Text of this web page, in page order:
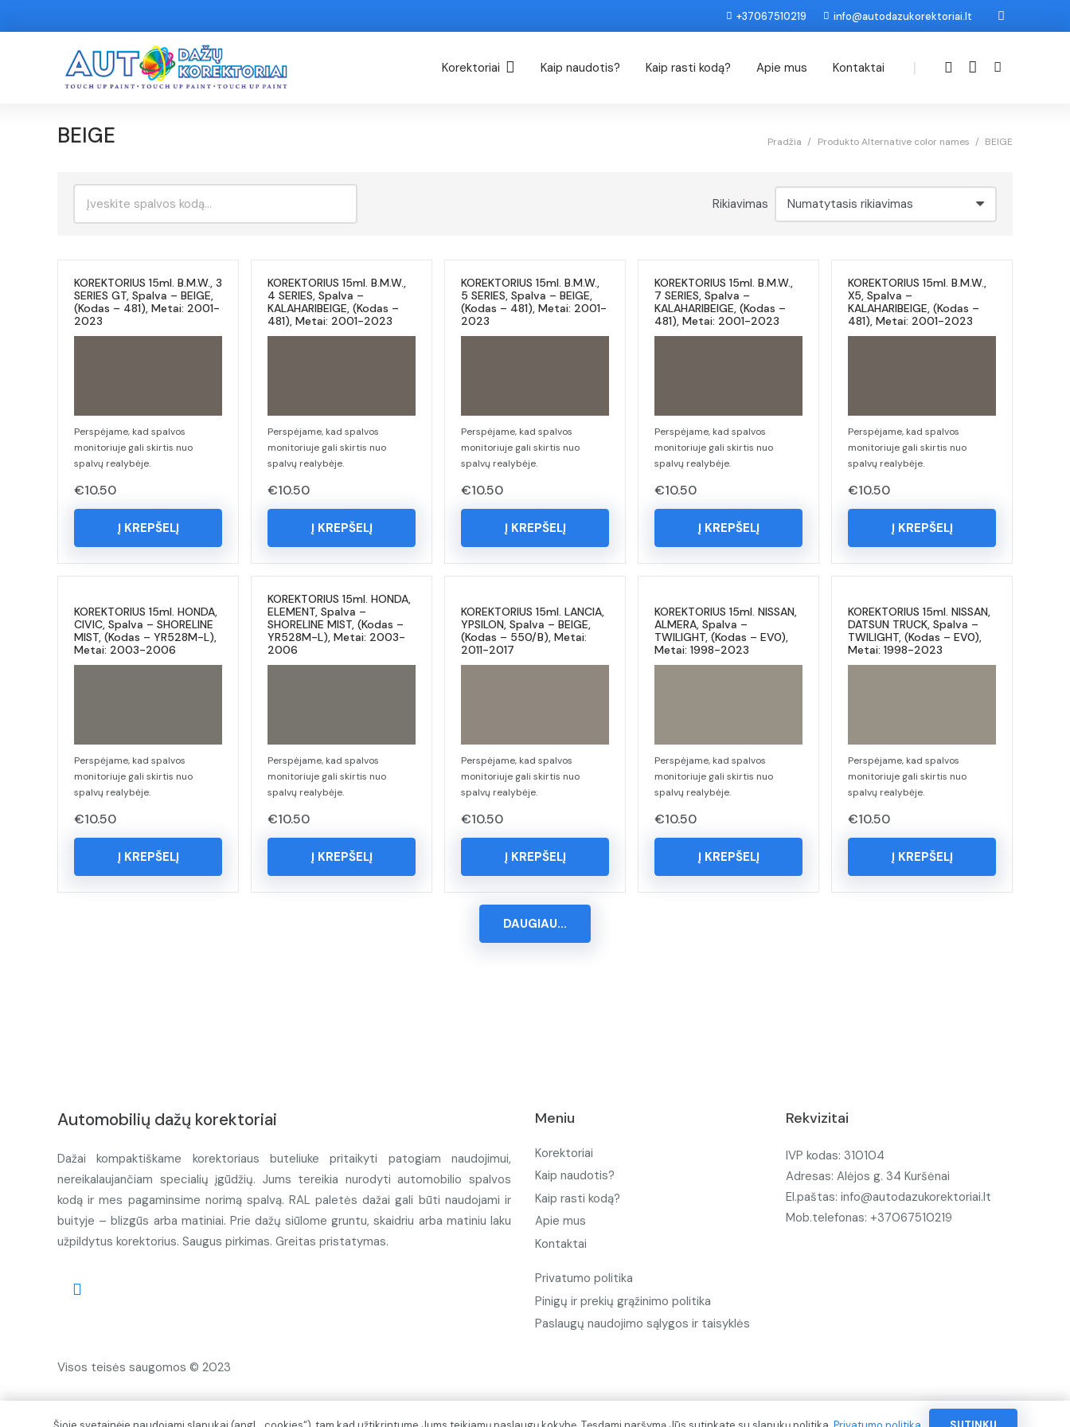
+37067510219 info@autodazukorektoriai.lt
Korektoriai Kaip naudotis? Kaip rasti kodą? Apie mus Kontaktai |
BEIGE Pradžia / Produkto Alternative color names / BEIGE
Rikiavimas
KOREKTORIUS 15ml. B.M.W., 3
SERIES GT, Spalva – BEIGE,
(Kodas – 481), Metai: 2001-
2023
Perspėjame, kad spalvos
monitoriuje gali skirtis nuo
spalvų realybėje.
€10.50
Į KREPŠELĮ
KOREKTORIUS 15ml. B.M.W.,
4 SERIES, Spalva –
KALAHARIBEIGE, (Kodas –
481), Metai: 2001-2023
Perspėjame, kad spalvos
monitoriuje gali skirtis nuo
spalvų realybėje.
€10.50
Į KREPŠELĮ
KOREKTORIUS 15ml. B.M.W.,
5 SERIES, Spalva – BEIGE,
(Kodas – 481), Metai: 2001-
2023
Perspėjame, kad spalvos
monitoriuje gali skirtis nuo
spalvų realybėje.
€10.50
Į KREPŠELĮ
KOREKTORIUS 15ml. B.M.W.,
7 SERIES, Spalva –
KALAHARIBEIGE, (Kodas –
481), Metai: 2001-2023
Perspėjame, kad spalvos
monitoriuje gali skirtis nuo
spalvų realybėje.
€10.50
Į KREPŠELĮ
KOREKTORIUS 15ml. B.M.W.,
X5, Spalva –
KALAHARIBEIGE, (Kodas –
481), Metai: 2001-2023
Perspėjame, kad spalvos
monitoriuje gali skirtis nuo
spalvų realybėje.
€10.50
Į KREPŠELĮ
KOREKTORIUS 15ml. HONDA,
CIVIC, Spalva – SHORELINE
MIST, (Kodas – YR528M-L),
Metai: 2003-2006
Perspėjame, kad spalvos
monitoriuje gali skirtis nuo
spalvų realybėje.
€10.50
Į KREPŠELĮ
KOREKTORIUS 15ml. HONDA,
ELEMENT, Spalva –
SHORELINE MIST, (Kodas –
YR528M-L), Metai: 2003-
2006
Perspėjame, kad spalvos
monitoriuje gali skirtis nuo
spalvų realybėje.
€10.50
Į KREPŠELĮ
KOREKTORIUS 15ml. LANCIA,
YPSILON, Spalva – BEIGE,
(Kodas – 550/B), Metai:
2011-2017
Perspėjame, kad spalvos
monitoriuje gali skirtis nuo
spalvų realybėje.
€10.50
Į KREPŠELĮ
KOREKTORIUS 15ml. NISSAN,
ALMERA, Spalva –
TWILIGHT, (Kodas – EV0),
Metai: 1998-2023
Perspėjame, kad spalvos
monitoriuje gali skirtis nuo
spalvų realybėje.
€10.50
Į KREPŠELĮ
KOREKTORIUS 15ml. NISSAN,
DATSUN TRUCK, Spalva –
TWILIGHT, (Kodas – EV0),
Metai: 1998-2023
Perspėjame, kad spalvos
monitoriuje gali skirtis nuo
spalvų realybėje.
€10.50
Į KREPŠELĮ
DAUGIAU...
Automobilių dažų korektoriai
Dažai kompaktiškame korektoriaus buteliuke pritaikyti patogiam naudojimui,
nereikalaujančiam specialių įgūdžių. Jums tereikia nurodyti automobilio spalvos
kodą ir mes pagaminsime norimą spalvą. RAL paletės dažai gali būti naudojami ir
buityje – blizgūs arba matiniai. Prie dažų siūlome gruntu, skaidriu arba matiniu laku
užpildytus korektorius. Saugus pirkimas. Greitas pristatymas.
Visos teisės saugomos © 2023
Meniu
Korektoriai
Kaip naudotis?
Kaip rasti kodą?
Apie mus
Kontaktai
Privatumo politika
Pinigų ir prekių grąžinimo politika
Paslaugų naudojimo sąlygos ir taisyklės
Rekvizitai
IVP kodas: 310104
Adresas: Alėjos g. 34 Kuršėnai
El.paštas: info@autodazukorektoriai.lt
Mob.telefonas: +37067510219